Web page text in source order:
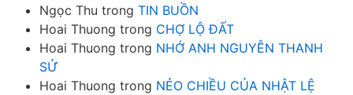
Ngọc Thu trong TIN BUỒN
Hoai Thuong trong CHỢ LỘ ĐẤT
Hoai Thuong trong NHỚ ANH NGUYỄN THANH
SỬ
Hoai Thuong trong NẺO CHIỀU CỦA NHẬT LỆ